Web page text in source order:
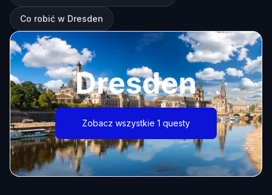
Co robić w Dresden
Dresden
Zobacz wszystkie 1 questy